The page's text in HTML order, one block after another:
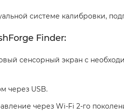
системе калибровки,
Finder:
сенсорный экран с
через USB.
через Wi-Fi 2-го